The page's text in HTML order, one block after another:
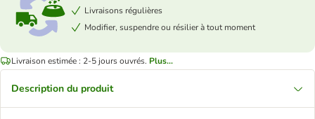
Livraisons régulières
Modifier, suspendre ou résilier à tout moment
Livraison estimée : 2-5 jours ouvrés. Plus...
Description du produit